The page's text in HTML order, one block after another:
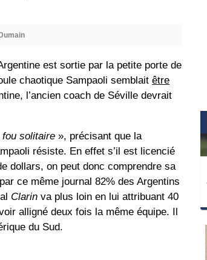
est sortie par la petite porte de
chaotique Sampaoli semblait être
l’ancien coach de Séville devrait
fou solitaire », précisant que la
résiste. En effet s’il est licencié
dollars, on peut donc comprendre sa
ce même journal 82% des Argentins
Clarin va plus loin en lui attribuant 40
alligné deux fois la même équipe. Il
du Sud.